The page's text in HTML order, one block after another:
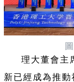
理大董會主
新已經成為推